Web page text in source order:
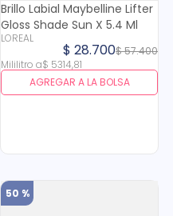
Brillo Labial Maybelline Lifter
Gloss Shade Sun X 5.4 Ml
LOREAL
$57.400
$ 28.700
Mililitro a$ 5314,81
AGREGAR A LA BOLSA
50 %